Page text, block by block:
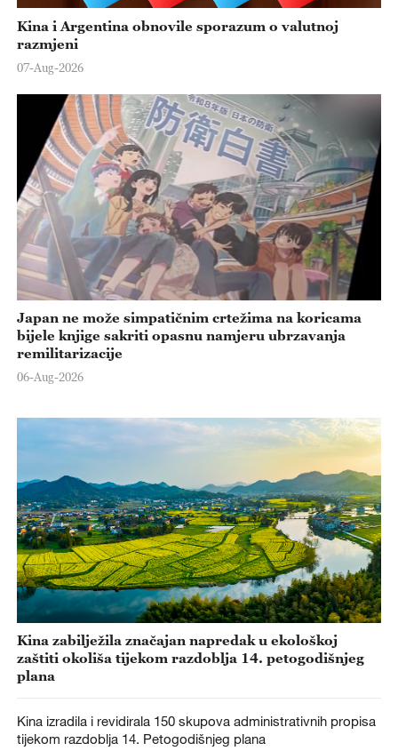
Kina i Argentina obnovile sporazum o valutnoj
razmjeni
07-Aug-2026
Japan ne može simpatičnim crtežima na koricama
bijele knjige sakriti opasnu namjeru ubrzavanja
remilitarizacije
06-Aug-2026
Kina zabilježila značajan napredak u ekološkoj
zaštiti okoliša tijekom razdoblja 14. petogodišnjeg
plana
Kina izradila i revidirala 150 skupova administrativnih propisa
tijekom razdoblja 14. Petogodišnjeg plana